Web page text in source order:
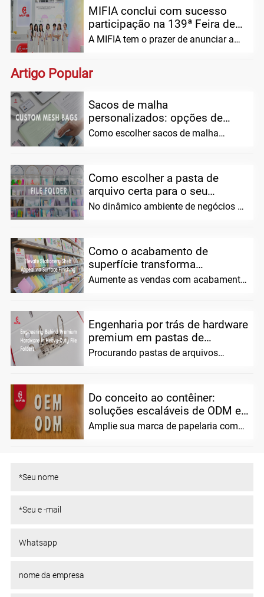
MIFIA conclui com sucesso
participação na 139ª Feira de
Cantão: Apresentando o
A MIFIA tem o prazer de anunciar a
Import
Artigo Popular
Sacos de malha
personalizados: opções de
tamanho, cor e design para...
Como escolher sacos de malha
Como escolher a pasta de
arquivo certa para o seu
negócio
No dinâmico ambiente de negócios de
Como o acabamento de
superfície transforma
aplicativos de prateleira de
Aumente as vendas com acabamento
Engenharia por trás de hardware
premium em pastas de
arquivos re...
Procurando pastas de arquivos
Do conceito ao contêiner:
soluções escaláveis ​​de ODM e
OEM para...
Amplie sua marca de papelaria com